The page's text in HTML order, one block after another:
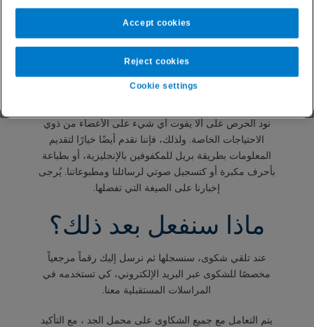
أو إرسال خطاب بريدي على العنوان التالي:
ديستريكت 5 كامباس – المبنى B07،
طريق العين السخنة، القاهرة الجديدة، الرقم البريدي 11361،
القاهرة، مصر
نود الحرص على ألا يفوت أي شيء على الأعضاء من ذوي
الاحتياجات الخاصة. ولذلك، فإننا نقدم أيضًا خيارًا لتقديم
المعلومات بطريقة بريل للمكفوفين بالإنجليزية، أو بطباعة
بأحرف مكبرة أو كتسجيل صوتي لرسائلنا ومطبوعاتنا. يُرجى
إخبارنا على الصيغة التي تفضلها.
ماذا سنفعل بعد ذلك؟
عند تلقي شكوى، سنسجلها ثم نرسل إليك رقماً مرجعياً
مخصصًا للشكوى عبر البريد الإلكتروني، كي تستخدمه في
المراسلات المستقبلية معنا.
يتم التعامل مع جميع الشكاوى على محمل الجد ، مع التأكيد
Cookie settings
Reject cookies
Accept cookies